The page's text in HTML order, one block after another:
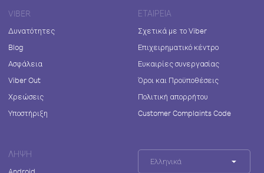
VIBER
Δυνατότητες
Blog
Ασφάλεια
Viber Out
Χρεώσεις
Υποστήριξη
ΕΤΑΙΡΕΊΑ
Σχετικά με το Viber
Επιχειρηματικό κέντρο
Ευκαιρίες συνεργασίας
Όροι και Προϋποθέσεις
Πολιτική απορρήτου
Customer Complaints Code
ΛΉΨΗ
Ελληνικά